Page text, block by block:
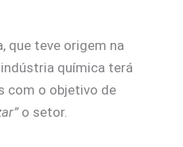
que teve origem na
química terá
com o objetivo de
o setor.